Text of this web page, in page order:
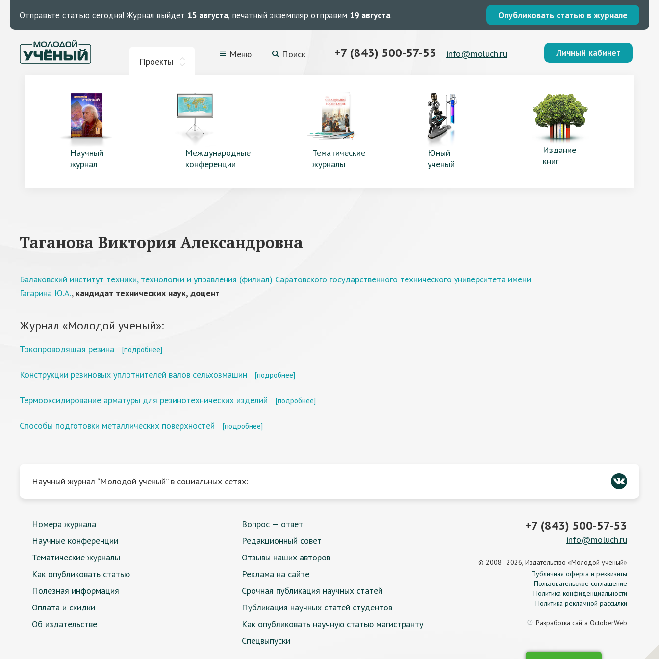
Отправьте статью сегодня! Журнал выйдет 15 августа, печатный экземпляр отправим 19 августа. Опубликовать статью в журнале
Проекты
Меню Поиск +7 (843) 500-57-53 info@moluch.ru Личный кабинет
Научный
журнал
Международные
конференции
Тематические
журналы
Юный
ученый
Издание
книг
Таганова Виктория Александровна
Балаковский институт техники, технологии и управления (филиал) Саратовского государственного технического университета имени
Гагарина Ю.А., кандидат технических наук, доцент
Журнал «Молодой ученый»:
Токопроводящая резина [подробнее]
Конструкции резиновых уплотнителей валов сельхозмашин [подробнее]
Термооксидирование арматуры для резинотехнических изделий [подробнее]
Способы подготовки металлических поверхностей [подробнее]
Научный журнал “Молодой ученый” в социальных сетях:
Номера журнала
Научные конференции
Тематические журналы
Как опубликовать статью
Полезная информация
Оплата и скидки
Об издательстве
Вопрос — ответ
Редакционный совет
Отзывы наших авторов
Реклама на сайте
Срочная публикация научных статей
Публикация научных статей студентов
Как опубликовать научную статью магистранту
Спецвыпуски
+7 (843) 500-57-53
info@moluch.ru
© 2008–2026, Издательство «Молодой учёный»
Публичная оферта и реквизиты
Пользовательское соглашение
Политика конфиденциальности
Политика рекламной рассылки
Разработка сайта OctoberWeb